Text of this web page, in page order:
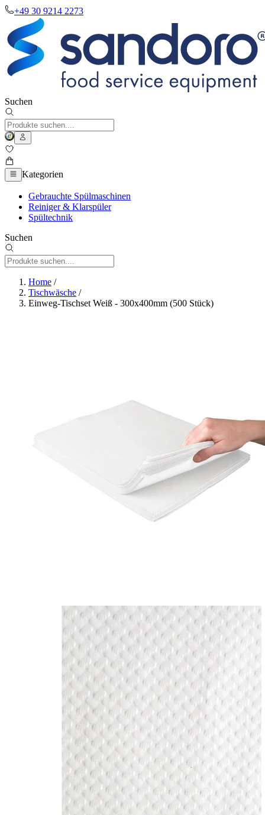
+49 30 9214 2273
Suchen
Kategorien
Gebrauchte Spülmaschinen
Reiniger & Klarspüler
Spültechnik
Suchen
Home /
Tischwäsche /
Einweg-Tischset Weiß - 300x400mm (500 Stück)